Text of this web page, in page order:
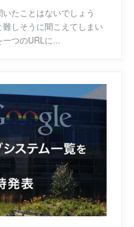
たことはないでしょう
しそうに聞こえてしまい
一つのURLに...